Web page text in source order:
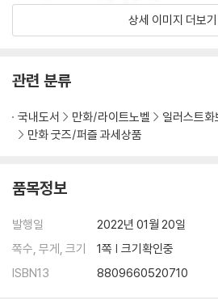
상세 이미지 더보기
관련 분류
국내도서 만화/라이트노벨
일러스트
만화 굿즈/퍼즐 과세상품
품목정보
발행일
2022년 01월 20일
쪽수, 무게, 크기
1쪽 | 크기확인중
ISBN13
8809660520710